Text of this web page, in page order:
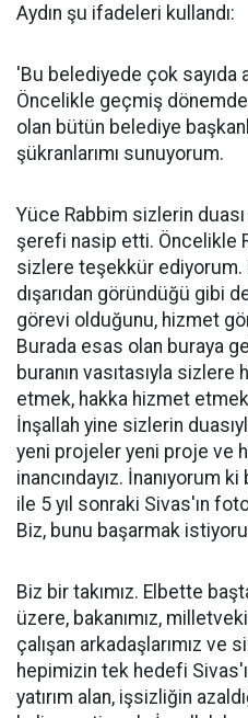
Aydın şu ifadeleri kullandı:
'Bu belediyede çok sayıda
Öncelikle geçmiş
olan bütün belediye
şükranlarımı sunuyorum.
Yüce Rabbim sizlerin
şerefi nasip etti. Öncelikle
sizlere teşekkür
dışarıdan göründüğü gibi
görevi olduğunu, hizmet
Burada esas olan buraya
buranın vasıtasıyla
etmek, hakka hizmet
İnşallah yine sizlerin
yeni projeler yeni proje ve
inancındayız. İnanıyorum
ile 5 yıl sonraki Sivas'ın
Biz, bunu başarmak
Biz bir takımız. Elbette
üzere, bakanımız,
çalışan arkadaşlarımız ve
hepimizin tek hedefi
yatırım alan, işsizliğin